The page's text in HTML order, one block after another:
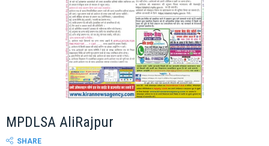
MPDLSA AliRajpur
SHARE